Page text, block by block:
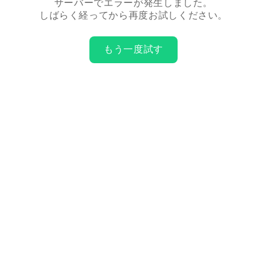
サーバーでエラーが発生しました。
しばらく経ってから再度お試しください。
もう一度試す